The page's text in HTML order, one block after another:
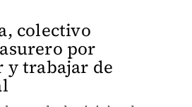
colectivo
por
y trabajar de